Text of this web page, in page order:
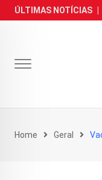
Skip
to
ÚLTIMAS NOTÍCIAS
Home Geral